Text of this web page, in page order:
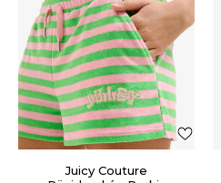
Juicy Couture